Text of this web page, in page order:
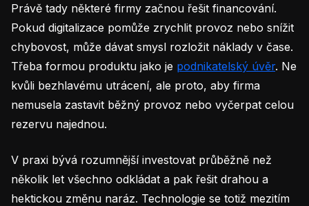
Právě tady některé firmy začnou řešit financování.
Pokud digitalizace pomůže zrychlit provoz nebo snížit
chybovost, může dávat smysl rozložit náklady v čase.
Třeba formou produktu jako je podnikatelský úvěr. Ne
kvůli bezhlavému utrácení, ale proto, aby firma
nemusela zastavit běžný provoz nebo vyčerpat celou
rezervu najednou.
V praxi bývá rozumnější investovat průběžně než
několik let všechno odkládat a pak řešit drahou a
hektickou změnu naráz. Technologie se totiž mezitím